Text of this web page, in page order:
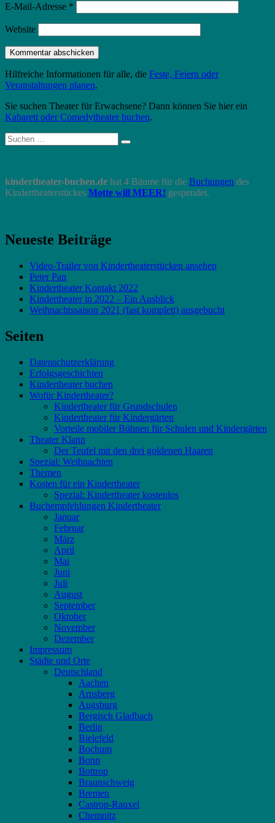
E-Mail-Adresse *
Website
Hilfreiche Informationen für alle, die Feste, Feiern oder
Veranstaltungen planen.
Sie suchen Theater für Erwachsene? Dann können Sie hier ein
Kabarett oder Comedytheater buchen.
Suche
nach:
Suchen
kindertheater-buchen.de hat 4 Bäume für die Buchungen des
Kindertheaterstückes Motte will MEER! gespendet.
Neueste Beiträge
Video-Trailer von Kindertheaterstücken ansehen
Peter Pan
Kindertheater Kontakt 2022
Kindertheater in 2022 – Ein Ausblick
Weihnachtssaison 2021 (fast komplett) ausgebucht
Seiten
Datenschutzerklärung
Erfolgsgeschichten
Kindertheater buchen
Wofür Kindertheater?
Kindertheater für Grundschulen
Kindertheater für Kindergärten
Vorteile mobiler Bühnen für Schulen und Kindergärten
Theater Klann
Der Teufel mit den drei goldenen Haaren
Spezial: Weihnachten
Themen
Kosten für ein Kindertheater
Spezial: Kindertheater kostenlos
Buchempfehlungen Kindertheater
Januar
Februar
März
April
Mai
Juni
Juli
August
September
Oktober
November
Dezember
Impressum
Städte und Orte
Deutschland
Aachen
Arnsberg
Augsburg
Bergisch Gladbach
Berlin
Bielefeld
Bochum
Bonn
Bottrop
Braunschweig
Bremen
Castrop-Rauxel
Chemnitz